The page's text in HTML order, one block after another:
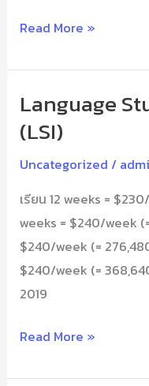
Read More »
Language
(LSI)
Uncategorized /
เรียน 12 weeks =
weeks = $240/week
$240/week (=
$240/week (=
2019
Language
Studies
(LSI)
Read More »